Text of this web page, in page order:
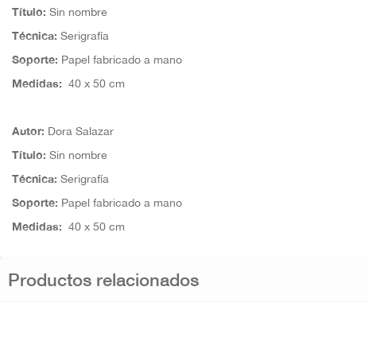
Título: Sin nombre
Técnica: Serigrafía
Soporte: Papel fabricado a mano
Medidas: 40 x 50 cm
Autor: Dora Salazar
Título: Sin nombre
Técnica: Serigrafía
Soporte: Papel fabricado a mano
Medidas: 40 x 50 cm
Productos relacionados